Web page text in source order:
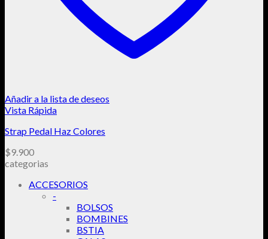
Añadir a la lista de deseos
Vista Rápida
Strap Pedal Haz Colores
$9.900
categorias
ACCESORIOS
-
BOLSOS
BOMBINES
BSTIA